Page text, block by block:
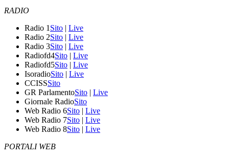
RADIO
Radio 1 Sito | Live
Radio 2Sito | Live
Radio 3Sito | Live
Radiofd4Sito | Live
Radiofd5Sito | Live
IsoradioSito | Live
CCISSSito
GR ParlamentoSito | Live
Giornale RadioSito
Web Radio 6Sito | Live
Web Radio 7Sito | Live
Web Radio 8Sito | Live
PORTALI WEB